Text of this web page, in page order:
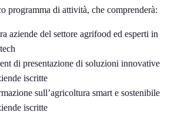
programma di attività, che comprenderà:
aziende del settore agrifood ed esperti in
di presentazione di soluzioni innovative
iscritte
sull’agricoltura smart e sostenibile
iscritte